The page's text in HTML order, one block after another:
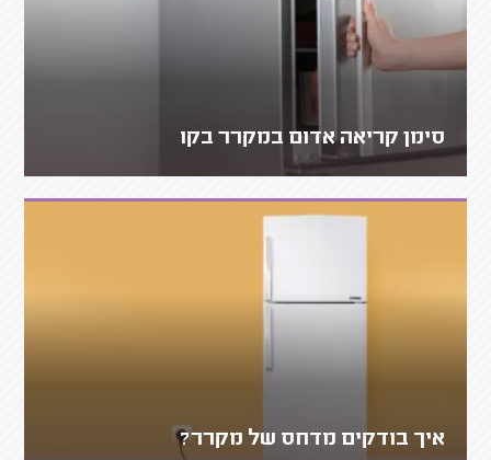
סימן קריאה אדום במקרר בקו
איך בודקים מדחס של מקרר?